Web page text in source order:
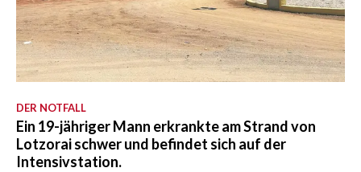
DER NOTFALL
Ein 19-jähriger Mann erkrankte am Strand von
Lotzorai schwer und befindet sich auf der
Intensivstation.